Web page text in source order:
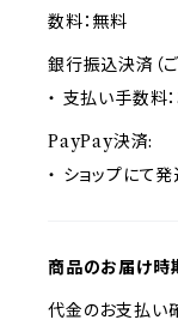
数料：無料
銀行振込決済（
・ 支払い手数料
PayPay決済:
・ ショップにて
商品のお届け時
代金のお支払い